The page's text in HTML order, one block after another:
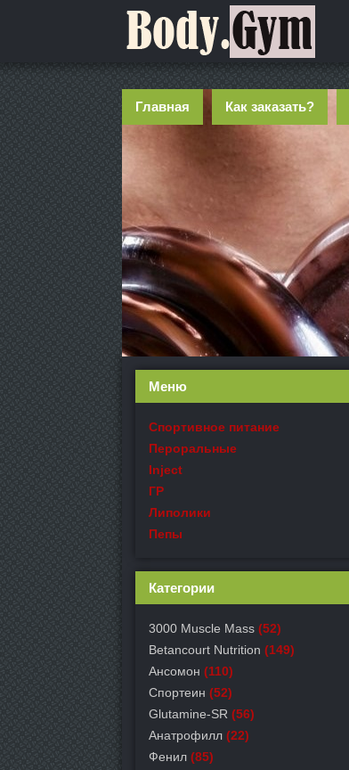
Главная Как заказать?
Меню
Спортивное питание
Пероральные
Inject
ГР
Липолики
Пепы
Категории
3000 Muscle Mass (52)
Betancourt Nutrition (149)
Ансомон (110)
Спортеин (52)
Glutamine-SR (56)
Анатрофилл (22)
Фенил (85)